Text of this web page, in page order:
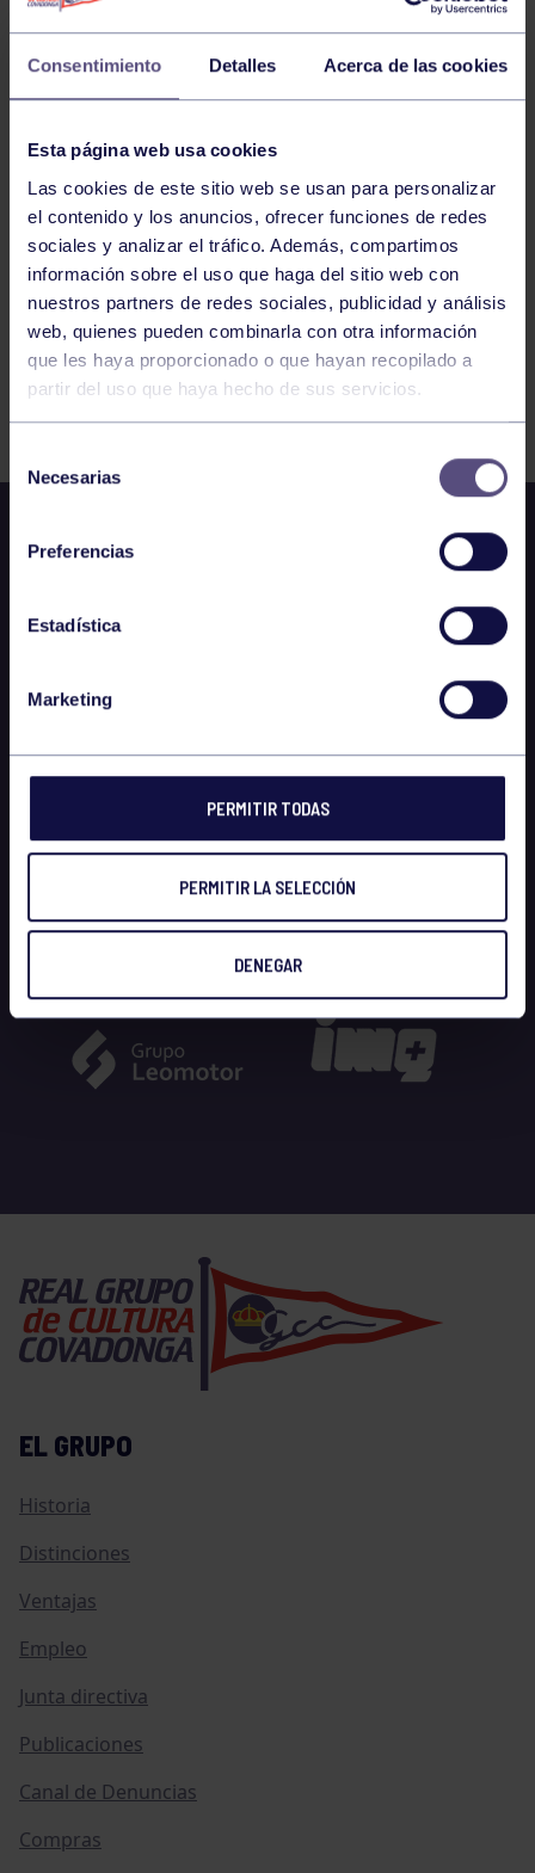
Consentimiento Detalles Acerca de las cookies
Esta página web usa cookies
Las cookies de este sitio web se usan para personalizar
el contenido y los anuncios, ofrecer funciones de redes
sociales y analizar el tráfico. Además, compartimos
información sobre el uso que haga del sitio web con
nuestros partners de redes sociales, publicidad y análisis
web, quienes pueden combinarla con otra información
que les haya proporcionado o que hayan recopilado a
partir del uso que haya hecho de sus servicios.
de Necesarias
Preferencias
Estadística
Marketing
PERMITIR TODAS
PERMITIR LA SELECCIÓN
DENEGAR
11:30h PÁDEL
LIGA PÁDEL FEDERADA 1ª FEMENINA:
VEGADEO – RGCC A
2 3 4 5 6 7 8
EL GRUPO
Historia
Distinciones
Ventajas
Empleo
Junta directiva
Publicaciones
Canal de Denuncias
Compras